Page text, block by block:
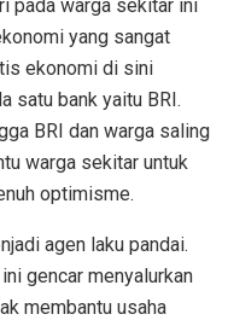
pada warga sekitar ini
yang sangat
ekonomi di sini
satu bank yaitu BRI.
BRI dan warga saling
warga sekitar untuk
optimisme.
agen laku pandai.
gencar menyalurkan
membantu usaha